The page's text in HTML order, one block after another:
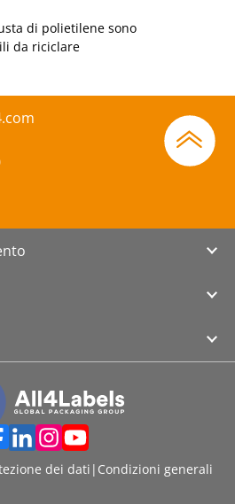
di polietilene sono
da riciclare
dei dati | Condizioni generali